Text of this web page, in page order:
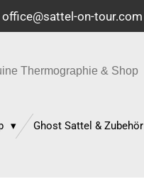
office@sattel-on-tour.com
Thermographie & Shop
Ghost Sattel & Zubehör